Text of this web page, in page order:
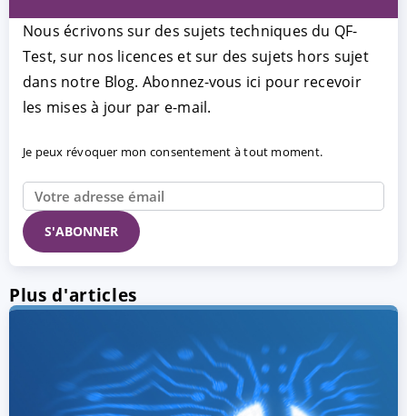
Nous écrivons sur des sujets techniques du QF-
Test, sur nos licences et sur des sujets hors sujet
dans notre Blog. Abonnez-vous ici pour recevoir
les mises à jour par e-mail.
Je peux révoquer mon consentement à tout moment.
Plus d'articles